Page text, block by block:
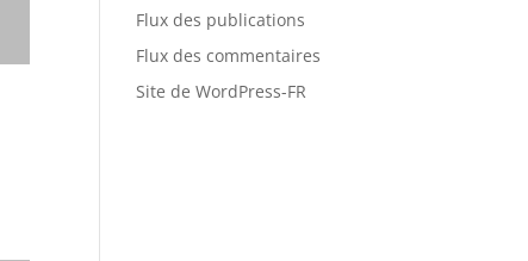
Flux des publications
Flux des commentaires
Site de WordPress-FR